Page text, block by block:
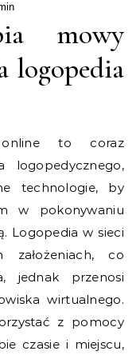
mowy
logopedia
to coraz
logopedycznego,
technologie, by
w pokonywaniu
Logopedia w sieci
co
jednak przenosi
wirtualnego.
z pomocy
czasie i miejscu,